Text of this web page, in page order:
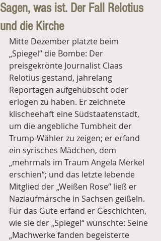
Sagen, was ist. Der Fall Relotius
und die Kirche
Mitte Dezember platzte beim
„Spiegel“ die Bombe: Der
preisgekrönte Journalist Claas
Relotius gestand, jahrelang
Reportagen aufgehübscht oder
erlogen zu haben. Er zeichnete
klischeehaft eine Südstaatenstadt,
um die angebliche Tumbheit der
Trump-Wähler zu zeigen; er erfand
ein syrisches Mädchen, dem
„mehrmals im Traum Angela Merkel
erschien“; und das letzte lebende
Mitglied der „Weißen Rose“ ließ er
Naziaufmärsche in Sachsen geißeln.
Für das Gute erfand er Geschichten,
wie sie der „Spiegel“ wünschte: Seine
„Machwerke fanden begeisterte